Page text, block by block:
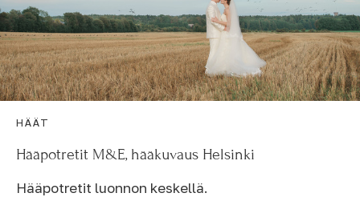
HÄÄT
Hääpotretit M&E, hääkuvaus Helsinki
Hääpotretit luonnon keskellä.